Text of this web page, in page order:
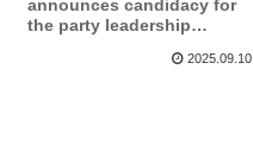
announces candidacy for
the party leadership
2025.09.10